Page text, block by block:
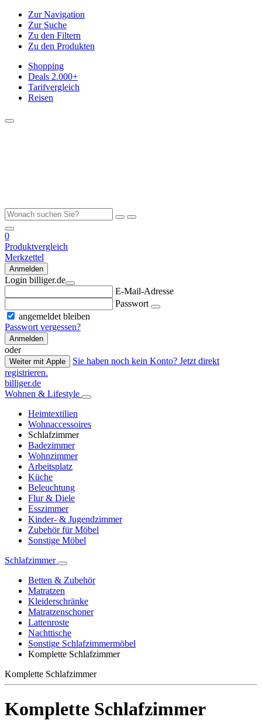
Zur Navigation
Zur Suche
Zu den Filtern
Zu den Produkten
Shopping
Deals 2.000+
Tarifvergleich
Reisen
0
Produktvergleich
Merkzettel
Anmelden
Login billiger.de
E-Mail-Adresse
Passwort
angemeldet bleiben
Passwort vergessen?
Anmelden
oder
Weiter mit Apple
Sie haben noch kein Konto? Jetzt direkt
registrieren.
billiger.de
Wohnen & Lifestyle
Heimtextilien
Wohnaccessoires
Schlafzimmer
Badezimmer
Wohnzimmer
Arbeitsplatz
Küche
Beleuchtung
Flur & Diele
Esszimmer
Kinder- & Jugendzimmer
Zubehör für Möbel
Sonstige Möbel
Schlafzimmer
Betten & Zubehör
Matratzen
Kleiderschränke
Matratzenschoner
Lattenroste
Nachttische
Sonstige Schlafzimmermöbel
Komplette Schlafzimmer
Komplette Schlafzimmer
Komplette Schlafzimmer